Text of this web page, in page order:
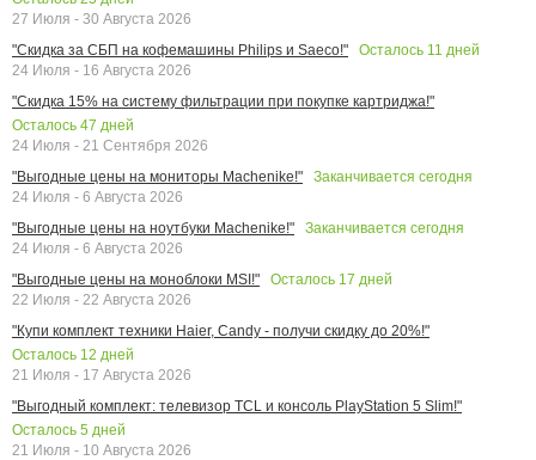
27 Июля - 30 Августа 2026
"Скидка за СБП на кофемашины Philips и Saeco!"
Осталось 11 дней
24 Июля - 16 Августа 2026
"Скидка 15% на систему фильтрации при покупке картриджа!"
Осталось 47 дней
24 Июля - 21 Сентября 2026
"Выгодные цены на мониторы Machenike!"
Заканчивается сегодня
24 Июля - 6 Августа 2026
"Выгодные цены на ноутбуки Machenike!"
Заканчивается сегодня
24 Июля - 6 Августа 2026
"Выгодные цены на моноблоки MSI!"
Осталось 17 дней
22 Июля - 22 Августа 2026
"Купи комплект техники Haier, Candy - получи скидку до 20%!"
Осталось 12 дней
21 Июля - 17 Августа 2026
"Выгодный комплект: телевизор TCL и консоль PlayStation 5 Slim!"
Осталось 5 дней
21 Июля - 10 Августа 2026